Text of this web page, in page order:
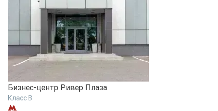
Бизнес-центр Ривер Плаза
Класс B